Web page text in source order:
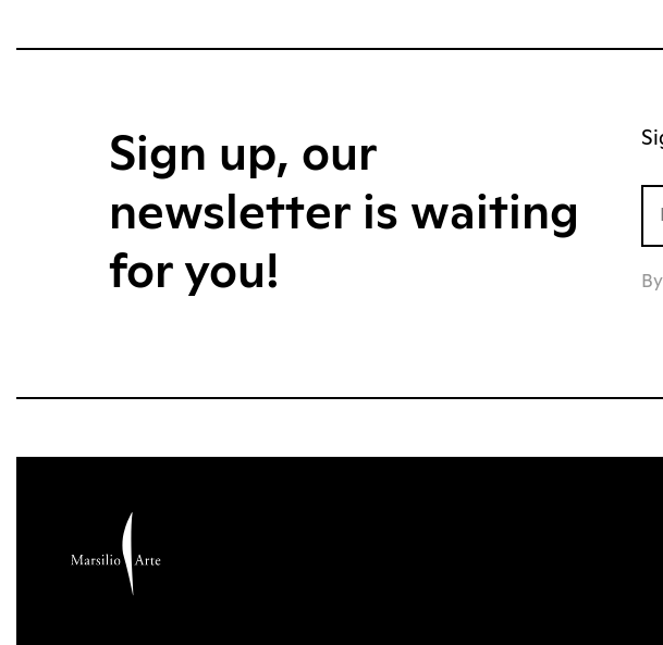
Sign up, our
newsletter is waiting
for you!